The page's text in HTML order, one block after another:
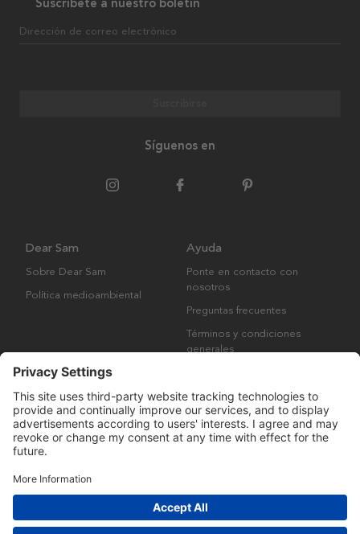
Suscríbete a nuestro boletín
Dirección de correo electrónico
Síguenos en
Dear Sam
Sobre Dear Sam
Política medioambiental
Ayuda
Ponte en contacto con
nosotros
Preguntas frecuentes
Términos y condiciones
generales
Derechos de autor © Many Brands AB 2023. Todos los derechos